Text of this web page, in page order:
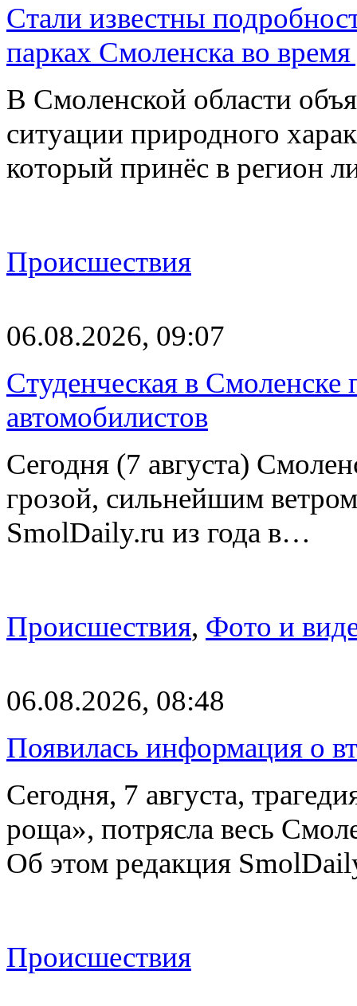
Стали известны
парках Смоленска во
В Смоленской области
ситуации природного
который принёс в регион
Происшествия
06.08.2026, 09:07
Студенческая в Смоленске
автомобилистов
Сегодня (7 августа)
грозой, сильнейшим
SmolDaily.ru из года в…
Происшествия, Фото и
06.08.2026, 08:48
Появилась информация о
Сегодня, 7 августа,
роща», потрясла весь
Об этом редакция
Происшествия